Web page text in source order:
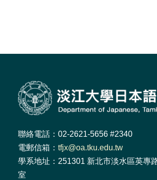
聯絡電話：02-2621-5656 #2340
電郵信箱： tfjx@oa.tku.edu.tw
學系地址：251301 新北市淡水區英專
室